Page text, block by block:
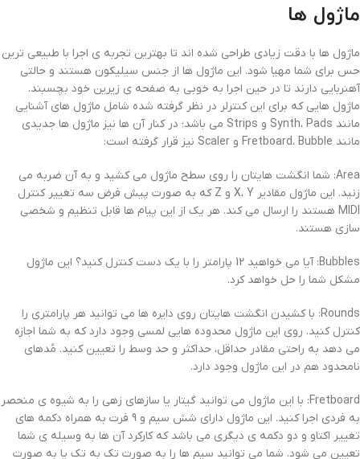
ماژول ها
ماژول ها با دقت زیادی طراحی شده اند تا بهترین تجربه ی اجرا با طبیعی ترین
حس برای شما مهیا شود. این ماژول ها از جنس سیلیکون هستند و حالتی
آهنربایی دارند تا در حین اجرا به خوبی به صفحه ی زیرین خود بچسبند.
ماژول هایی که برای این کنترلر در نظر گرفته شده شامل ماژول های آشنایی
مانند Synth، Pads و Strips می باشد؛ در کنار آن ها نیز ماژول ها جدیدی
مانند Fretboard، Bubble و Scaler نیز قرار گرفته است:
Area: شما انگشت هایتان را روی سطح ماژول می کشید و به آن ضربه می
زنید. این ماژول مقادیر X، Y و Z که به صورت پیش فرض سه تغییر کنترل
MIDI هستند را ارسال می کند. هر یک از این پیام ها قابل تنظیم و شخصی
سازی هستند.
Bubbles: آیا می خواهید 12 پارامتر را با یک دست کنترل کنید؟ این ماژول
مشکل شما را حل خواهد کرد.
Rounds: با کشیدن انگشت هایتان روی دایره ها می توانید هر پارامتری را
کنترل کنید. روی این ماژول محدوده هایی لمسی وجود دارد که به شما اجازه
می دهد به راحتی مقادر حداقل، حداکثر و حد وسط را تعیین کنید. مُدهای
نامحدود هم در این ماژول وجود دارد.
Fretboard: با این ماژول می توانید گیتار یا سازهای زهی را به شیوه ی منحصر
به فردی اجرا کنید. این ماژول دارای شش سیم و 9 فرت به همراه دکمه های
تغییر اکتاو و دو دکمه ی دیگری می باشد که کارکرد آن ها به وسیله ی شما
تعیین می شود. شما می توانید سیم ها را به صورت تک به تک یا به صورت